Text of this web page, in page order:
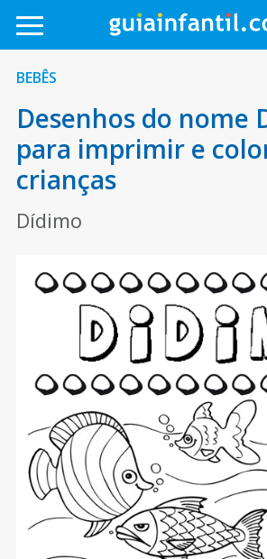
BEBÊS
Desenhos do nome
para imprimir e
crianças
Dídimo